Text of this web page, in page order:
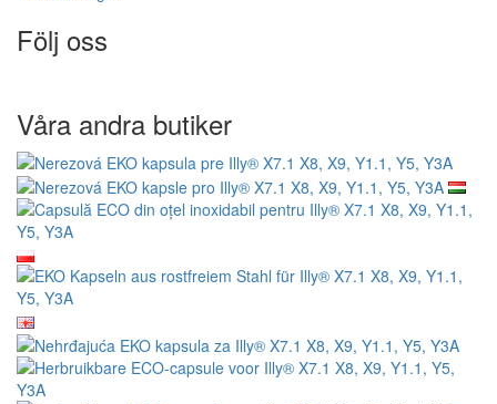
Följ oss
Våra andra butiker